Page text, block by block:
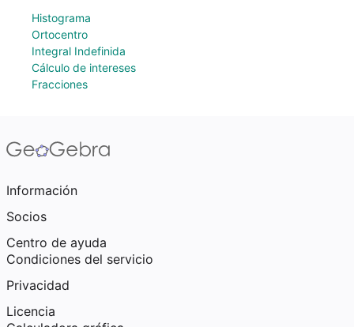
Histograma
Ortocentro
Integral Indefinida
Cálculo de intereses
Fracciones
Información
Socios
Centro de ayuda
Condiciones del servicio
Privacidad
Licencia